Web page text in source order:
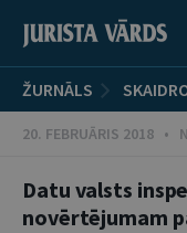
ŽURNĀLS
20. FEBRUĀRIS 2018 •
Datu valsts
novērtējumam